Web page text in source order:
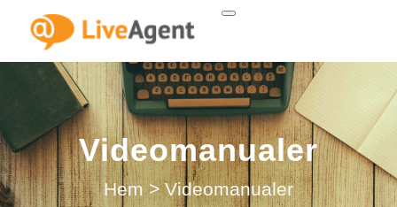
Videomanualer
Hem > Videomanualer